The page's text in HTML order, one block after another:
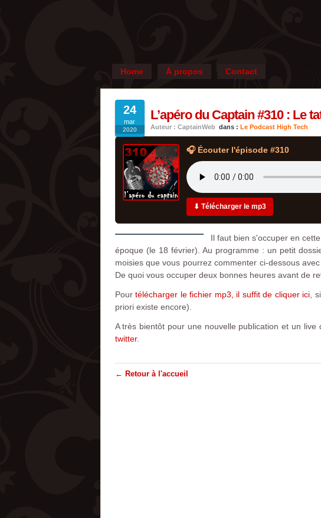
Home À propos Contact
24
mar
2020
L’apéro du Captain #310 : Le
Auteur : CaptainWeb dans : Le Podcast High Tech
🎧 Écouter l'épisode #310
⬇ Télécharger le mp3
Il faut bien s'occuper en
époque (le 18 février). Au programme : un petit
moisies que vous pourrez commenter ci-dessous
De quoi vous occuper deux bonnes heures avant de
Pourtélécharger le fichier mp3, il suffit de cliquer ici ,
priori existe encore).
A très bientôt pour une nouvelle publication et un
twitter.
← Retour à l'accueil